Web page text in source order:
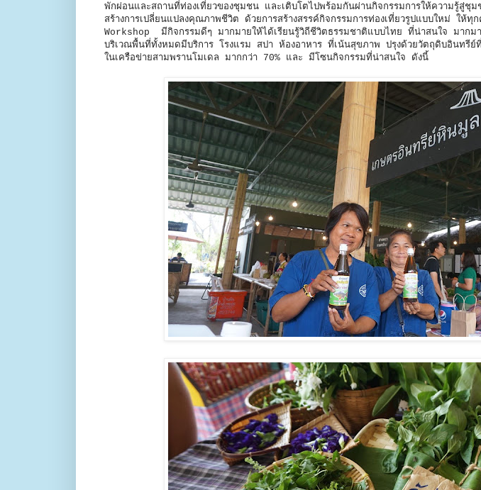
พักผ่อนและสถานที่ท่องเที่ยวของชุมชน และเติบโตไปพร้อมกันผ่านกิจกรรมการให้ความรู้สู่ชุม
สร้างการเปลี่ยนแปลงคุณภาพชีวิต ด้วยการสร้างสรรค์กิจกรรมการท่องเที่ยวรูปแบบใหม่ ให้
Workshop มีกิจกรรมดีๆ มากมายให้ได้เรียนรู้วิถีชีวิตธรรมชาติแบบไทย ที่น่าสนใจ ม
บริเวณพื้นที่ทั้งหมดมีบริการ โรงแรม สปา ห้องอาหาร ที่เน้นสุขภาพ ปรุงด้วยวัตถุดิบอินทรีย์ที่
ในเครือข่ายสามพรานโมเดล มากกว่า 70% และ มีโซนกิจกรรมที่น่าสนใจ ดังนี้